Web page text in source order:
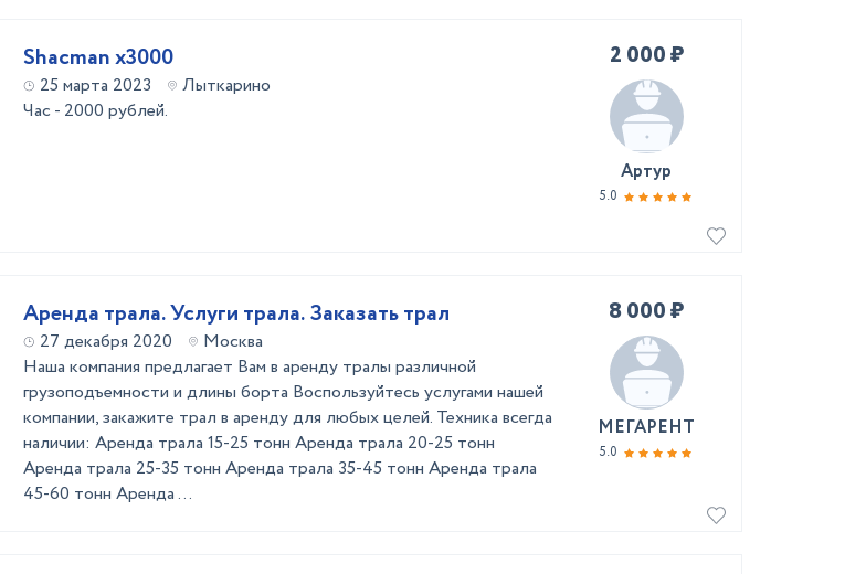
Shacman x3000
25 марта 2023
Лыткарино
Час - 2000 рублей.
2 000 ₽
Артур
5.0
Аренда трала. Услуги трала. Заказать трал
27 декабря 2020
Москва
Наша компания предлагает Вам в аренду тралы различной
грузоподъемности и длины борта Воспользуйтесь услугами нашей
компании, закажите трал в аренду для любых целей. Техника всегда
наличии: Аренда трала 15-25 тонн Аренда трала 20-25 тонн
Аренда трала 25-35 тонн Аренда трала 35-45 тонн Аренда трала
45-60 тонн Аренда ...
8 000 ₽
МЕГАРЕНТ
5.0